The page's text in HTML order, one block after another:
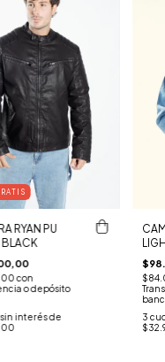
RYAN PU
BLACK
con
o depósito
interés de
3